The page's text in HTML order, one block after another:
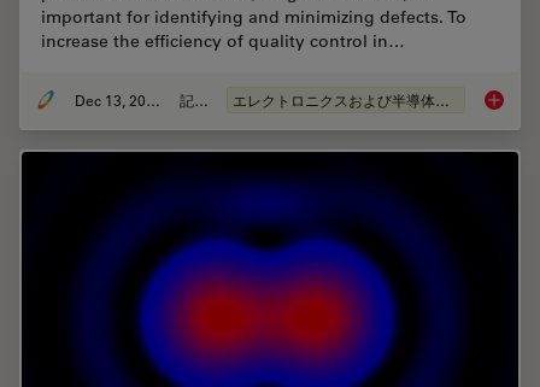
important for identifying and minimizing defects. To
increase the efficiency of quality control in…
Dec 13, 2023 記事 エレクトロニクスおよび半導体産業 Rapid